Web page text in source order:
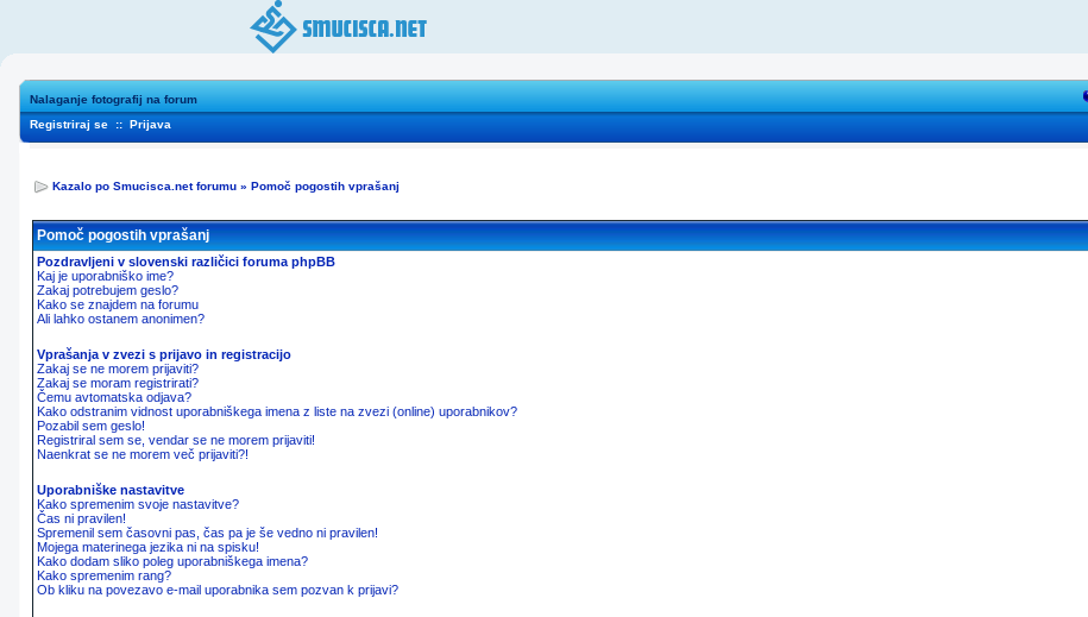
Nalaganje fotografij na forum
Registriraj se :: Prijava
Kazalo po Smucisca.net forumu » Pomoč pogostih vprašanj
Pomoč pogostih vprašanj
Pozdravljeni v slovenski različici foruma phpBB
Kaj je uporabniško ime?
Zakaj potrebujem geslo?
Kako se znajdem na forumu
Ali lahko ostanem anonimen?
Vprašanja v zvezi s prijavo in registracijo
Zakaj se ne morem prijaviti?
Zakaj se moram registrirati?
Čemu avtomatska odjava?
Kako odstranim vidnost uporabniškega imena z liste na zvezi (online) uporabnikov?
Pozabil sem geslo!
Registriral sem se, vendar se ne morem prijaviti!
Naenkrat se ne morem več prijaviti?!
Uporabniške nastavitve
Kako spremenim svoje nastavitve?
Čas ni pravilen!
Spremenil sem časovni pas, čas pa je še vedno ni pravilen!
Mojega materinega jezika ni na spisku!
Kako dodam sliko poleg uporabniškega imena?
Kako spremenim rang?
Ob kliku na povezavo e-mail uporabnika sem pozvan k prijavi?